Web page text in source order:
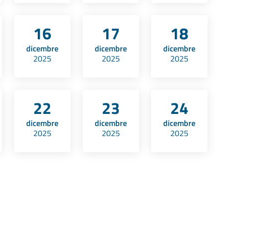
16
dicembre
2025
17
dicembre
2025
18
dicembre
2025
22
dicembre
2025
23
dicembre
2025
24
dicembre
2025